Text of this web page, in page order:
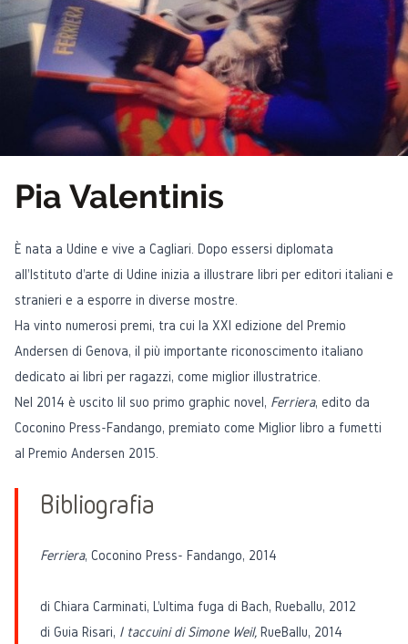
Pia Valentinis
È nata a Udine e vive a Cagliari. Dopo essersi diplomata
all'Istituto d'arte di Udine inizia a illustrare libri per editori italiani e
stranieri e a esporre in diverse mostre.
Ha vinto numerosi premi, tra cui la XXI edizione del Premio
Andersen di Genova, il più importante riconoscimento italiano
dedicato ai libri per ragazzi, come miglior illustratrice.
Nel 2014 è uscito lil suo primo graphic novel, Ferriera, edito da
Coconino Press-Fandango, premiato come Miglior libro a fumetti
al Premio Andersen 2015.
Bibliografia
Ferriera, Coconino Press- Fandango, 2014
di Chiara Carminati, L'ultima fuga di Bach, Rueballu, 2012
di Guia Risari, I taccuini di Simone Weil, RueBallu, 2014